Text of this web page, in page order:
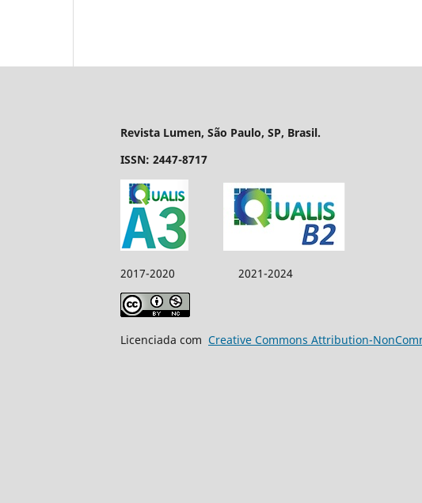
Revista Lumen, São Paulo, SP, Brasil.
ISSN: 2447-8717
2017-2020 2021-2024
Licenciada com Creative Commons Attribution-